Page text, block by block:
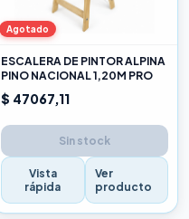
Agotado
ESCALERA DE PINTOR ALPINA
PINO NACIONAL 1,20M PRO
$ 47067,11
Sin stock
Vista
rápida
Ver
producto